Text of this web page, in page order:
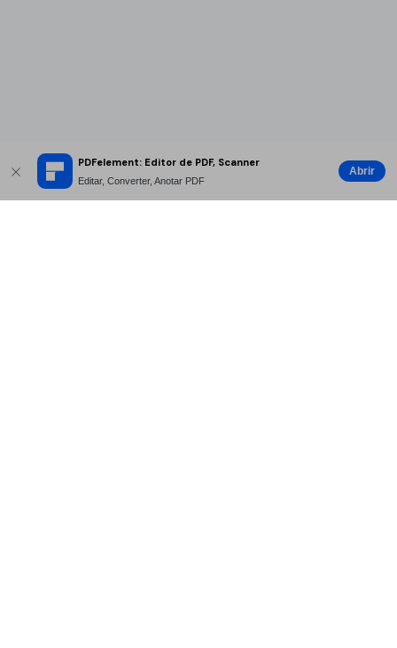
PDFelement: Editor de PDF, Scanner
Editar, Converter, Anotar PDF
Abrir